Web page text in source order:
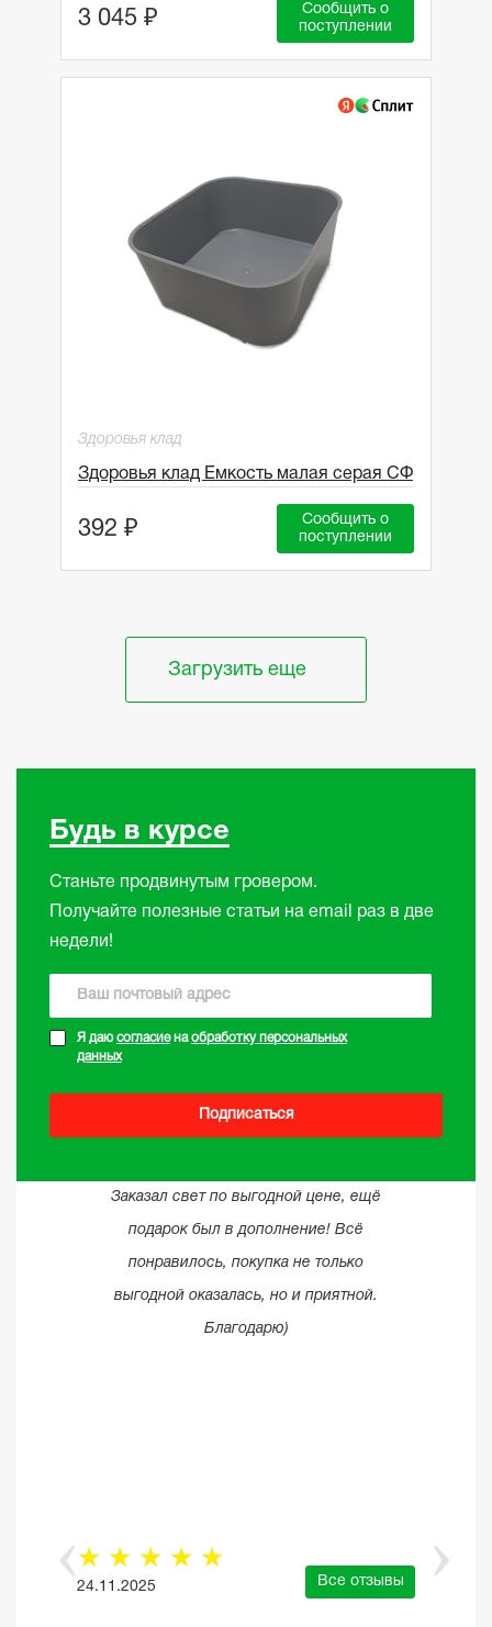
3 045 ₽
Сообщить о
поступлении
Здоровья клад
Здоровья клад Емкость малая серая СФ
392 ₽
Сообщить о
поступлении
Загрузить еще
Будь в курсе
Станьте продвинутым гровером.
Получайте полезные статьи на email раз в две
недели!
Я даюсогласиенаобработку персональных
данных
Подписаться
Заказал свет по выгодной цене, ещё
подарок был в дополнение! Всё
понравилось, покупка не только
выгодной оказалась, но и приятной.
Благодарю)
☆
☆
☆
☆
☆
24.11.2025 Все отзывы